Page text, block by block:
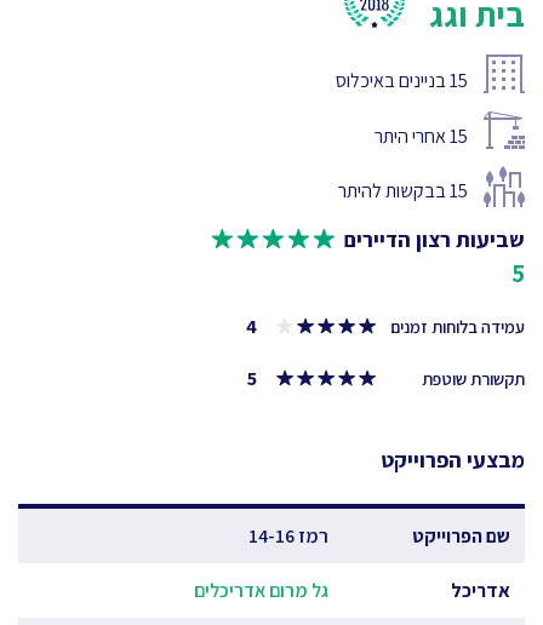
בית וגג
15בניינים באיכלוס
15אחרי היתר
15בבקשות להיתר
שביעות רצון הדיירים
5
עמידה בלוחות זמנים 4
תקשורת שוטפת 5
מבצעי הפרוייקט
שם הפרוייקט רמז 14-16
אדריכל גל מרום אדריכלים